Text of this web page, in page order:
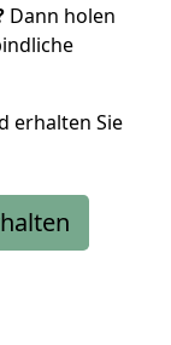
Dann holen
erhalten Sie